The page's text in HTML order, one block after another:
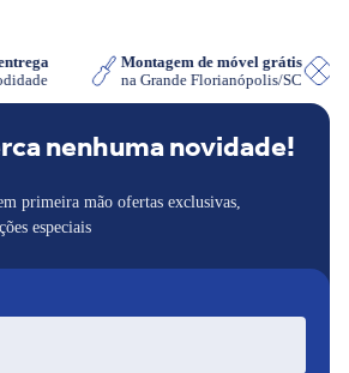
Montagem de móvel grátis
na Grande Florianópolis/SC
nenhuma novidade!
primeira mão ofertas exclusivas,
especiais